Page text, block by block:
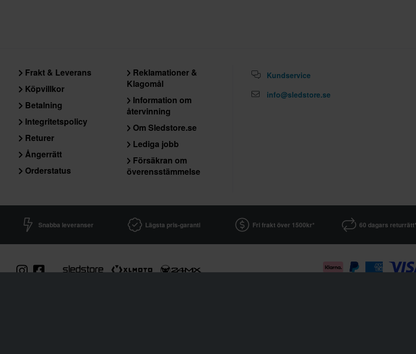
Frakt & Leverans
Köpvillkor
Betalning
Integritetspolicy
Returer
Ångerrätt
Orderstatus
Reklamationer &
Klagomål
Information om
återvinning
Om Sledstore.se
Lediga jobb
Försäkran om
överensstämmelse
Kundservice
info@sledstore.se
Snabba leveranser Lägsta pris-garanti Fri frakt över 1500kr* 60 dagars returrätt*